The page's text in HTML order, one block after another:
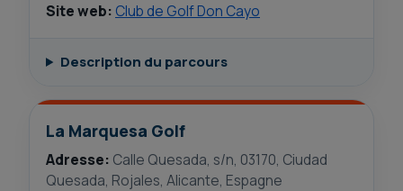
Site web: Club de Golf Don Cayo
Description du parcours
La Marquesa Golf
Adresse: Calle Quesada, s/n, 03170, Ciudad
Quesada, Rojales, Alicante, Espagne